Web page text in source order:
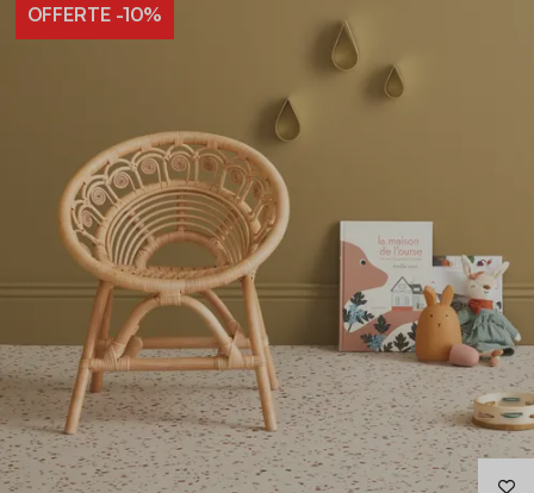
OFFERTE-10%